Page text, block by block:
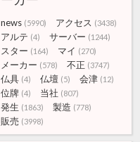
news (5990) アクセス (3438)
アルテ (4) サーバー (1244)
スター (164) マイ (270)
メーカー (578) 不正 (3747)
仏具 (4) 仏壇 (5) 会津 (12)
位牌 (4) 当社 (807)
発生 (1863) 製造 (778)
販売 (3998)